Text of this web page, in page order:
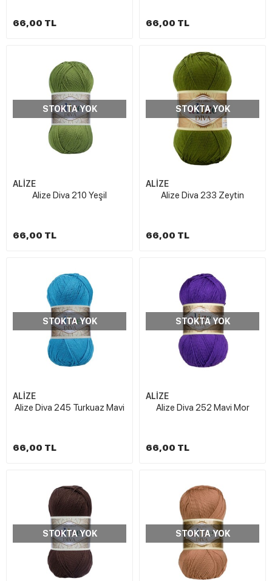
66,00 TL 66,00 TL
STOKTA YOK
ALİZE
Alize Diva 210 Yeşil
66,00 TL
STOKTA YOK
ALİZE
Alize Diva 233 Zeytin
66,00 TL
STOKTA YOK
ALİZE
Alize Diva 245 Turkuaz Mavi
66,00 TL
STOKTA YOK
ALİZE
Alize Diva 252 Mavi Mor
66,00 TL
STOKTA YOK STOKTA YOK